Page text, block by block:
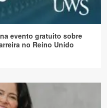
evento gratuito sobre
no Reino Unido